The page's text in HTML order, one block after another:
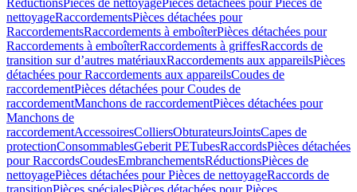
RéductionsPièces de nettoyagePièces détachées pour Pièces de
nettoyageRaccordementsPièces détachées pour
RaccordementsRaccordements à emboîterPièces détachées pour
Raccordements à emboîterRaccordements à griffesRaccords de
transition sur d’autres matériauxRaccordements aux appareilsPièces
détachées pour Raccordements aux appareilsCoudes de
raccordementPièces détachées pour Coudes de
raccordementManchons de raccordementPièces détachées pour
Manchons de
raccordementAccessoiresColliersObturateursJointsCapes de
protectionConsommablesGeberit PETubesRaccordsPièces détachées
pour RaccordsCoudesEmbranchementsRéductionsPièces de
nettoyagePièces détachées pour Pièces de nettoyageRaccords de
transitionPièces spécialesPièces détachées pour Pièces